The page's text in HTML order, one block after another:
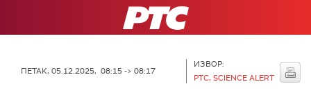
РТС
ПЕТАК, 05.12.2025, 08:15 -> 08:17
ИЗВОР:
РТС, SCIENCE ALERT